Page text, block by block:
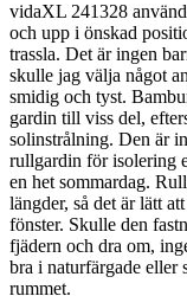
vidaXL 241328
och upp i önskad
trassla. Det är ingen
skulle jag välja något
smidig och tyst.
gardin till viss del,
solinstrålning. Den är
rullgardin för isolering
en het sommardag.
längder, så det är lätt
fönster. Skulle den
fjädern och dra om,
bra i naturfärgade eller
rummet.